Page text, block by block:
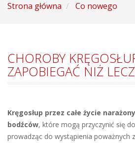
Strona główna Co nowego
CHOROBY
ZAPOBIEGAĆ NIŻ
Kręgosłup przez całe życie
bodźców, które mogą przyczynić się
prowadząc do wystąpienia poważnych